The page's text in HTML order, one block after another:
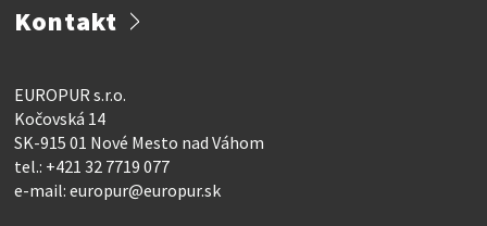
Kontakt
EUROPUR s.r.o.
Kočovská 14
SK-915 01 Nové Mesto nad Váhom
tel.: +421 32 7719 077
e-mail:europur@europur.sk